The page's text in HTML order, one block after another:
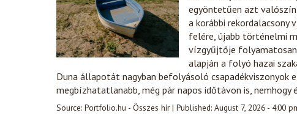
egyöntetűen azt
a korábbi rekordalacsony
felére, újabb történelmi
vízgyűjtője
alapján a folyó hazai
Duna állapotát nagyban befolyásoló csapadékviszonyok
megbízhatatlanabb, még pár napos időtávon is,
Source: Portfolio.hu - Összes hír| Published: August 7, 2026 - 4:00